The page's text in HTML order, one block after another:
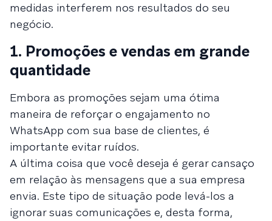
medidas interferem nos resultados do seu
negócio.
1. Promoções e vendas em grande
quantidade
Embora as promoções sejam uma ótima
maneira de reforçar o engajamento no
WhatsApp com sua base de clientes, é
importante evitar ruídos.
A última coisa que você deseja é gerar cansaço
em relação às mensagens que a sua empresa
envia. Este tipo de situação pode levá-los a
ignorar suas comunicações e, desta forma,